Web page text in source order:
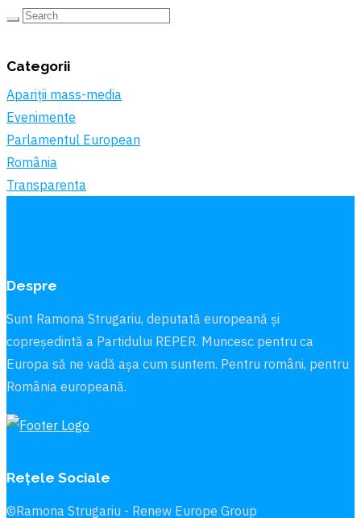
Categorii
Apariții mass-media
Evenimente
Parlamentul European
România
Transparenta
Despre
Sunt Ramona Strugariu, deputată europeană și
copreședintă a Partidului REPER. Muncesc pentru ca
Europa să ne vadă aşa cum suntem. Pentru români, pentru
România europeană.
Rețele Sociale
©Ramona Strugariu - Renew Europe Group